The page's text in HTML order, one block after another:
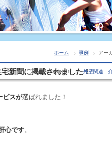
ホーム 事例 アー
新聞に掲載されました！
2018.08.31 |外壁関連
ビスが選ばれました！
心です。